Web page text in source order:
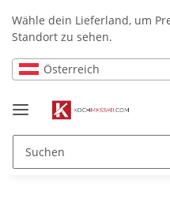
Wähle dein Lieferland, um
Standort zu sehen.
Österreich